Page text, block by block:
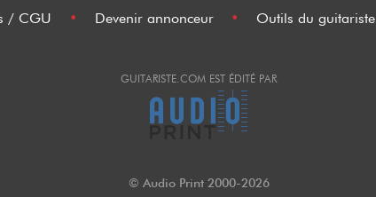
/ CGU • Devenir annonceur • Outils du guitariste
GUITARISTE.COM EST ÉDITÉ PAR
© Audio Print 2000-2026